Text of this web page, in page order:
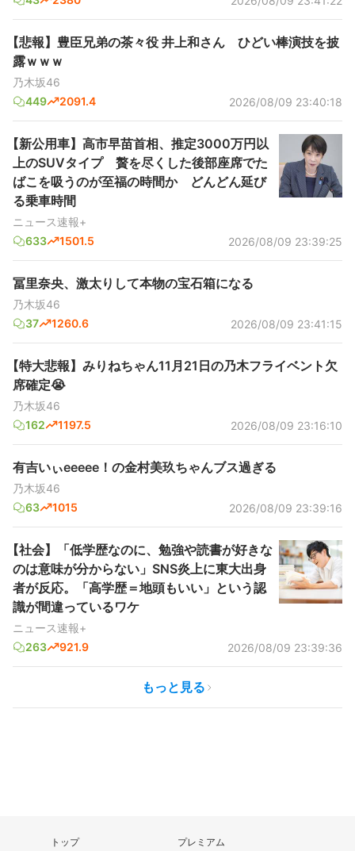
【悲報】豊臣兄弟の茶々役 井上和さん ひどい棒演技を披
露ｗｗｗ
乃木坂46
449
2091.4 2026/08/09 23:40:18
【新公用車】高市早苗首相、推定3000万円以
上のSUVタイプ 贅を尽くした後部座席でた
ばこを吸うのが至福の時間か どんどん延び
る乗車時間
ニュース速報+
633
1501.5 2026/08/09 23:39:25
冨里奈央、激太りして本物の宝石箱になる
乃木坂46
37
1260.6 2026/08/09 23:41:15
【特大悲報】みりねちゃん11月21日の乃木フライベント欠
席確定😭
乃木坂46
162
1197.5 2026/08/09 23:16:10
有吉いぃeeeee！の金村美玖ちゃんブス過ぎる
乃木坂46
63
1015 2026/08/09 23:39:16
【社会】「低学歴なのに、勉強や読書が好きな
のは意味が分からない」SNS炎上に東大出身
者が反応。「高学歴＝地頭もいい」という認
識が間違っているワケ
ニュース速報+
263
921.9 2026/08/09 23:39:36
もっと見る
トップ
プレミアム